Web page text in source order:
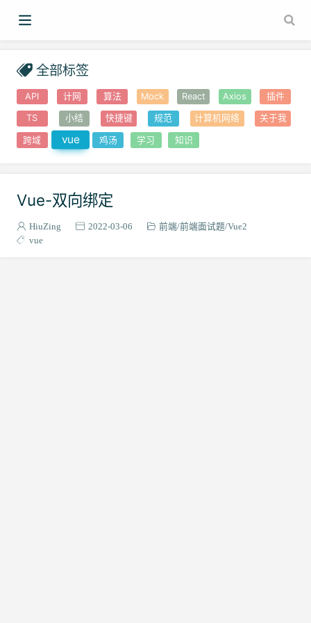
全部标签
API 计网 算法 Mock React Axios 插件
TS 小结 快捷键 规范 计算机网络 关于我
跨域 vue 鸡汤 学习 知识
Vue-双向绑定
HiuZing 2022-03-06 前端 前端面试题 Vue2
vue